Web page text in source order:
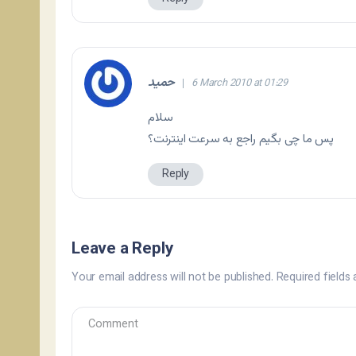
حمید 6 March 2010 at 01:29
سلام
پس ما چی بگیم راجع به سرعت اینترنت؟
Reply
Leave a Reply
Your email address will not be published. Required